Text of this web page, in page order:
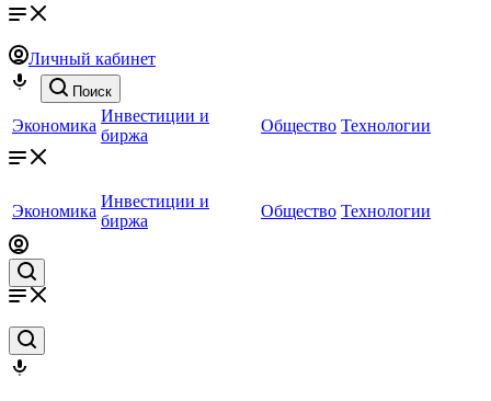
Личный кабинет
Поиск
Экономика
Инвестиции и
биржа
Общество Технологии
Экономика
Инвестиции и
биржа
Общество Технологии